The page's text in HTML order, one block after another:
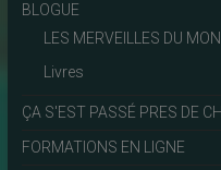
BLOGUE
LES MERVEILLES DU
Livres
ÇA S'EST PASSÉ PRES DE
FORMATIONS EN LIGNE